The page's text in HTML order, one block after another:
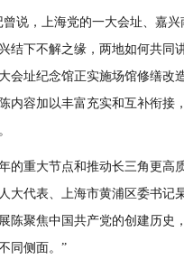
，上海党的一大会址、嘉兴
结下不解之缘，两地如何共同
会址纪念馆正实施场馆修缮改
内容加以丰富充实和互补衔接
重大节点和推动长三角更高
大代表、上海市黄浦区委书记
陈聚焦中国共产党的创建历史
同侧面。”